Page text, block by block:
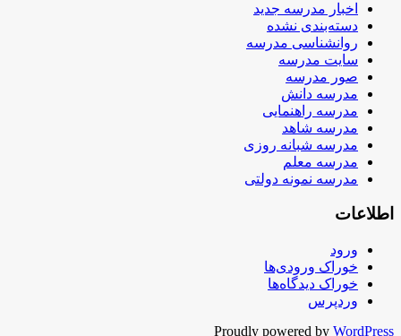
اخبار مدرسه جدید
دسته‌بندی نشده
روانشناسی مدرسه
سایت مدرسه
صور مدرسه
مدرسه دانش
مدرسه راهنمایی
مدرسه شاهد
مدرسه شبانه روزی
مدرسه معلم
مدرسه نمونه دولتی
اطلاعات
ورود
خوراک ورودی‌ها
خوراک دیدگاه‌ها
وردپرس
Proudly powered by WordPress